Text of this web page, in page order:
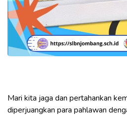
Mari kita jaga dan pertahankan
diperjuangkan para pahlawan